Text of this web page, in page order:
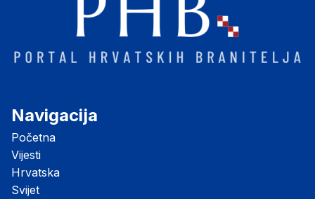
Navigacija
Početna
Vijesti
Hrvatska
Svijet